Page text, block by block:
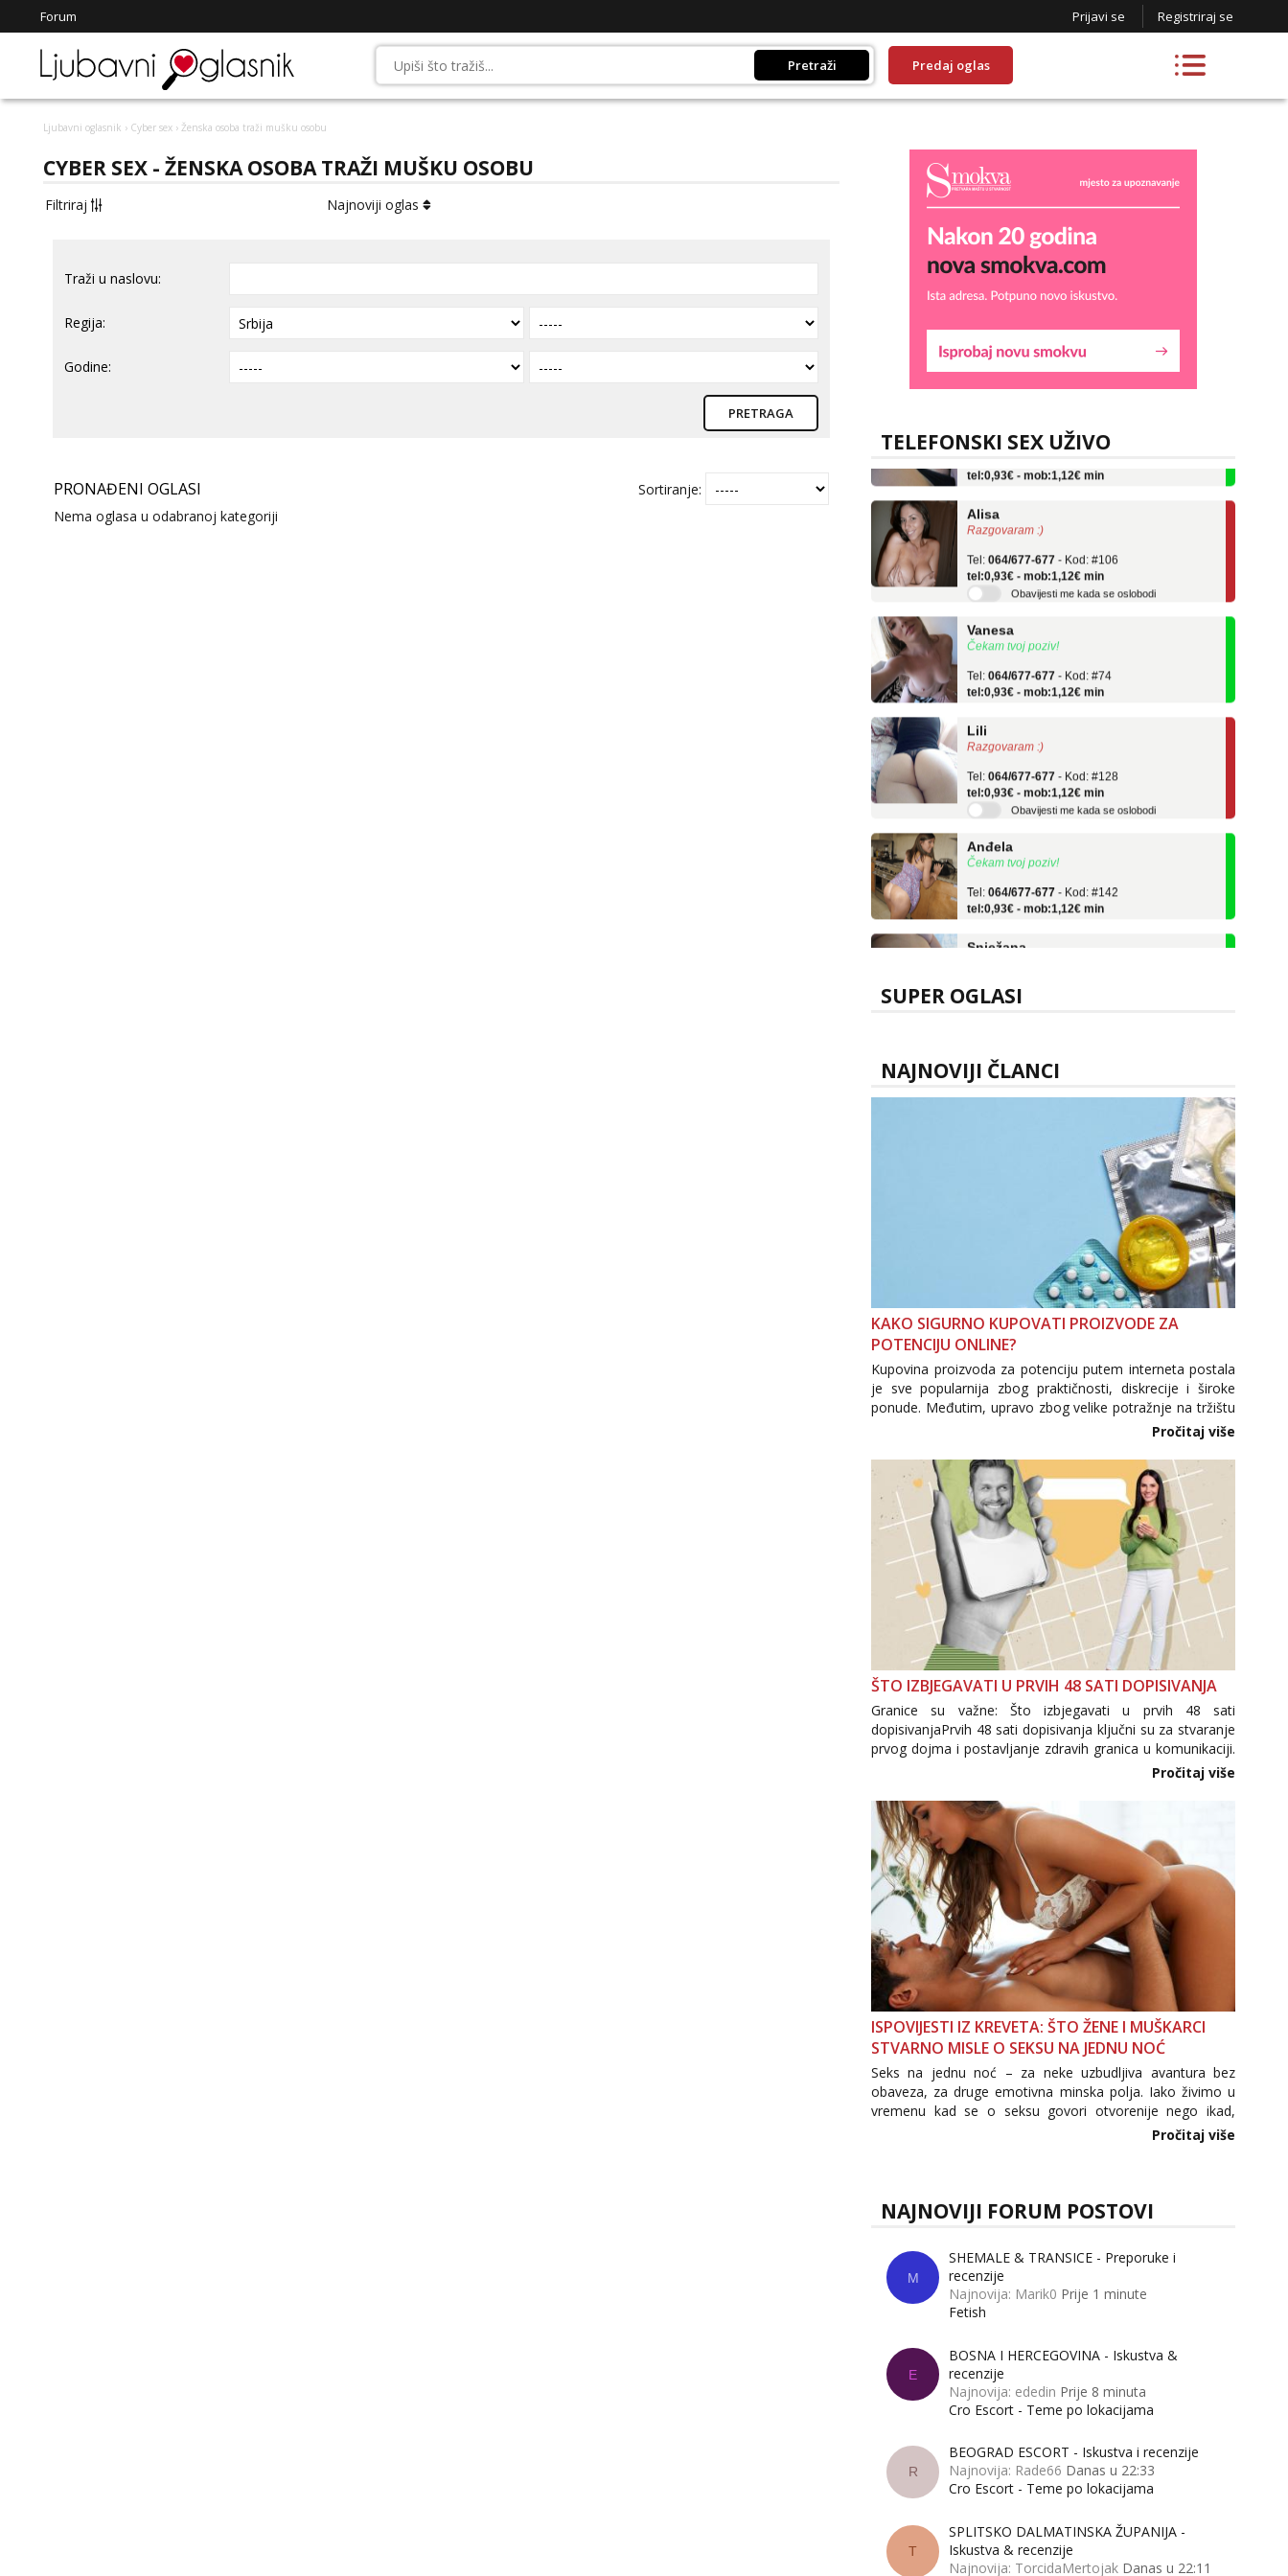
Forum Prijavi se Registriraj se
Pretraži Predaj oglas
Ljubavni oglasnik › Cyber sex › Ženska osoba traži mušku osobu
CYBER SEX - ŽENSKA OSOBA TRAŽI MUŠKU OSOBU
Filtriraj Najnoviji oglas
Traži u naslovu:
Regija:
Godine:
PRONAĐENI OGLASI
Sortiranje:
Nema oglasa u odabranoj kategoriji
TELEFONSKI SEX UŽIVO
Tel:064/677-677- Kod: #119
Razgovaram :)
tel:0,93€ - mob:1,12€ min
Obavijesti me kada se oslobodi
Čekam tvoj poziv!
tel:0,93€ - mob:1,12€ min
Razgovaram :)
tel:0,93€ - mob:1,12€ min
Obavijesti me kada se oslobodi
Čekam tvoj poziv!
tel:0,93€ - mob:1,12€ min
Čekam tvoj poziv!
tel:0,93€ - mob:1,12€ min
Tel: 064/677-677 - Kod: #106
tel:0,93€ - mob:1,12€ min
- Kod: #74
064/677-677- Kod: #128
tel:0,93€ - mob:1,12€ min
Obavijesti me kada se oslobodi
Anđela
Čekam tvoj poziv!
Tel: 064/677-677- Kod: #142
SUPER OGLASI
NAJNOVIJI ČLANCI
KAKO SIGURNO KUPOVATI PROIZVODE ZA
POTENCIJU ONLINE?
Kupovina proizvoda za potenciju putem interneta postala
je sve popularnija zbog praktičnosti, diskrecije i široke
ponude. Međutim, upravo zbog velike potražnje na tržištu
se pojavljuju i brojni krivotvoreni proizvodi, nepouzdane
internetske trgovine te proizvodi nepoznatog podrijetla. ...
Pročitaj više
ŠTO IZBJEGAVATI U PRVIH 48 SATI DOPISIVANJA
Granice su važne: Što izbjegavati u prvih 48 sati
dopisivanjaPrvih 48 sati dopisivanja ključni su za stvaranje
prvog dojma i postavljanje zdravih granica u komunikaciji.
Važno je izbjeći prebrzo otkrivanje osobnih ili intimnih
informacija, jer nepoznata osoba još nije zaslužila to
povjerenje. Takođe...
Pročitaj više
ISPOVIJESTI IZ KREVETA: ŠTO ŽENE I MUŠKARCI
STVARNO MISLE O SEKSU NA JEDNU NOĆ
Seks na jednu noć – za neke uzbudljiva avantura bez
obaveza, za druge emotivna minska polja. Iako živimo u
vremenu kad se o seksu govori otvorenije nego ikad,
tema „jedne noći strasti“ i dalje izaziva burne rasprave. Što
Pročitaj više
NAJNOVIJI FORUM POSTOVI
M
SHEMALE & TRANSICE - Preporuke i
recenzije
Najnovija: Marik0 Prije 1 minute
Fetish
E
BOSNA I HERCEGOVINA - Iskustva &
recenzije
Najnovija: ededin Prije 8 minuta
Cro Escort - Teme po lokacijama
R
BEOGRAD ESCORT - Iskustva i recenzije
Najnovija: Rade66 Danas u 22:33
Cro Escort - Teme po lokacijama
T
SPLITSKO DALMATINSKA ŽUPANIJA -
Iskustva & recenzije
Najnovija: TorcidaMertojak Danas u 22:11